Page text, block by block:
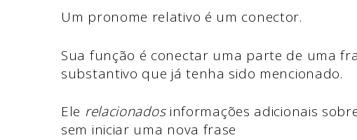
Um pronome relativo é um conector.
Sua função é conectar uma parte de uma
substantivo que já tenha sido mencionado.
Ele relacionadosinformações adicionais
sem iniciar uma nova frase